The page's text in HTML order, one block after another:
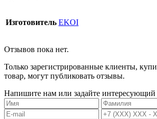
Изготовитель EKOI
Отзывов пока нет.
Только зарегистрированные клиенты,
товар, могут публиковать отзывы.
Напишите нам или задайте интересующий